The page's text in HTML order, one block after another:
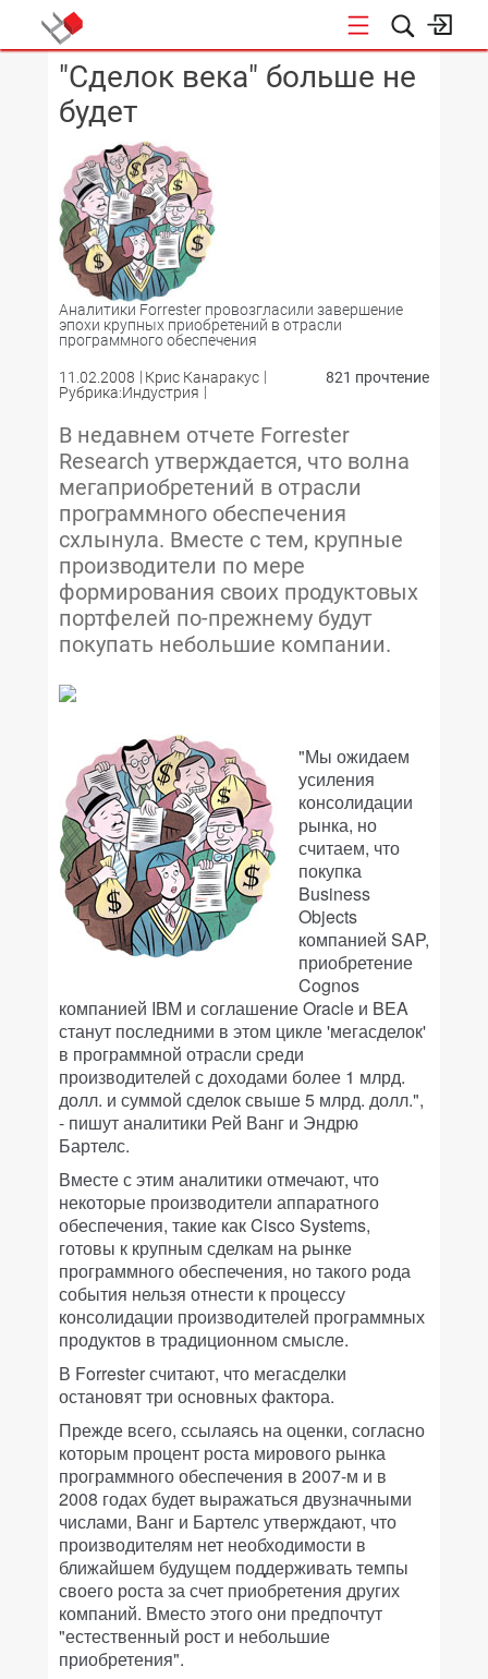
КОНФЕРЕНЦИИ
"Сделок века" больше не
будет
Аналитики Forrester провозгласили завершение
эпохи крупных приобретений в отрасли
программного обеспечения
11.02.2008
Крис Канаракус
Рубрика:Индустрия
821 прочтение
В недавнем отчете Forrester
Research утверждается, что волна
мегаприобретений в отрасли
программного обеспечения
схлынула. Вместе с тем, крупные
производители по мере
формирования своих продуктовых
портфелей по-прежнему будут
покупать небольшие компании.
"Мы ожидаем
усиления
консолидации
рынка, но
считаем, что
покупка
Business
Objects
компанией SAP,
приобретение
Cognos
компанией IBM и соглашение Oracle и BEA
станут последними в этом цикле 'мегасделок'
в программной отрасли среди
производителей с доходами более 1 млрд.
долл. и суммой сделок свыше 5 млрд. долл.",
- пишут аналитики Рей Ванг и Эндрю
Бартелс.
Вместе с этим аналитики отмечают, что
некоторые производители аппаратного
обеспечения, такие как Cisco Systems,
готовы к крупным сделкам на рынке
программного обеспечения, но такого рода
события нельзя отнести к процессу
консолидации производителей программных
продуктов в традиционном смысле.
В Forrester считают, что мегасделки
остановят три основных фактора.
Прежде всего, ссылаясь на оценки, согласно
которым процент роста мирового рынка
программного обеспечения в 2007-м и в
2008 годах будет выражаться двузначными
числами, Ванг и Бартелс утверждают, что
производителям нет необходимости в
ближайшем будущем поддерживать темпы
своего роста за счет приобретения других
компаний. Вместо этого они предпочтут
"естественный рост и небольшие
приобретения".